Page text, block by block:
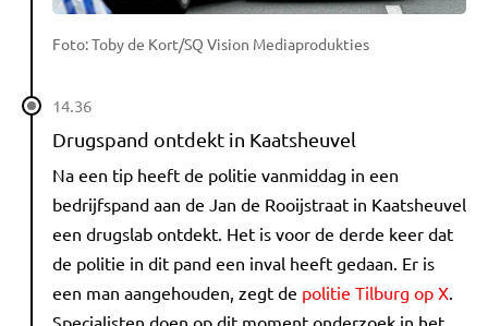
Foto: Toby de Kort/SQ Vision Mediaprodukties
14.36
Drugspand ontdekt in Kaatsheuvel
Na een tip heeft de politie vanmiddag in een
bedrijfspand aan de Jan de Rooijstraat in Kaatsheuvel
een drugslab ontdekt. Het is voor de derde keer dat
de politie in dit pand een inval heeft gedaan. Er is
een man aangehouden, zegt de politie Tilburg op X
Specialisten doen op dit moment onderzoek in het